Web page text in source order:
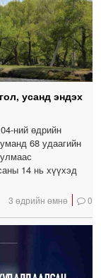
усанд эндэх
ний өдрийн
68 удаагийн
14 нь хүүхэд
3 өдрийн өмнө 0